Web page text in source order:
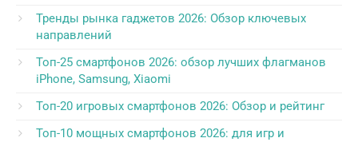
Тренды рынка гаджетов 2026: Обзор ключевых
направлений
Топ-25 смартфонов 2026: обзор лучших флагманов
iPhone, Samsung, Xiaomi
Топ-20 игровых смартфонов 2026: Обзор и рейтинг
Топ-10 мощных смартфонов 2026: для игр и